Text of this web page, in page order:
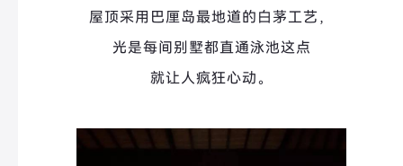
屋顶采用巴厘岛最地道的白茅工艺，
光是每间别墅都直通泳池这点
就让人疯狂心动。